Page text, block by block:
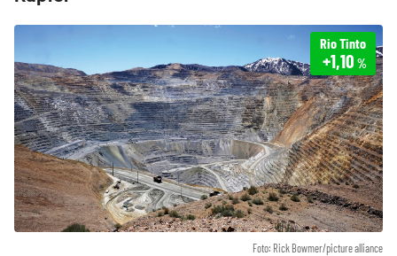
Foto: Rick Bowmer/picture alliance
Rio Tinto
+1,10 %